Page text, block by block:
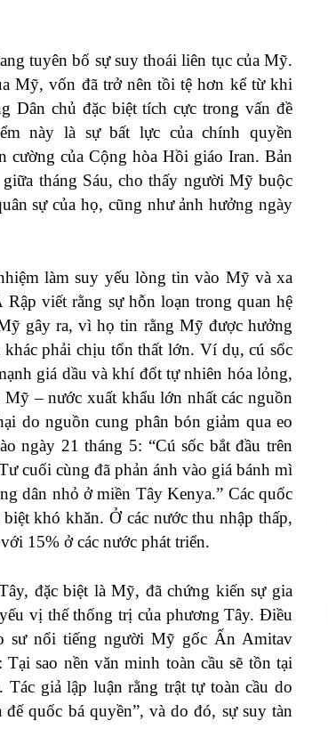
tuyên bố sự suy thoái liên tục của Mỹ.
Mỹ, vốn đã trở nên tồi tệ hơn kể từ khi
Dân chủ đặc biệt tích cực trong vấn đề
này là sự bất lực của chính quyền
cường của Cộng hòa Hồi giáo Iran. Bản
tháng Sáu, cho thấy người Mỹ buộc
sự của họ, cũng như ảnh hưởng ngày
làm suy yếu lòng tin vào Mỹ và xa
viết rằng sự hỗn loạn trong quan hệ
gây ra, vì họ tin rằng Mỹ được hưởng
phải chịu tổn thất lớn. Ví dụ, cú sốc
giá dầu và khí đốt tự nhiên hóa lỏng,
– nước xuất khẩu lớn nhất các nguồn
do nguồn cung phân bón giảm qua eo
ngày 21 tháng 5: “Cú sốc bắt đầu trên
cuối cùng đã phản ánh vào giá bánh mì
dân nhỏ ở miền Tây Kenya.” Các quốc
khó khăn. Ở các nước thu nhập thấp,
15% ở các nước phát triển.
đặc biệt là Mỹ, đã chứng kiến ​​sự gia
vị thế thống trị của phương Tây. Điều
sư nổi tiếng người Mỹ gốc Ấn Amitav
sao nền văn minh toàn cầu sẽ tồn tại
Tác giả lập luận rằng trật tự toàn cầu do
quốc bá quyền”, và do đó, sự suy tàn